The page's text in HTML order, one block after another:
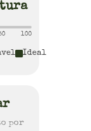
100
Ideal
por